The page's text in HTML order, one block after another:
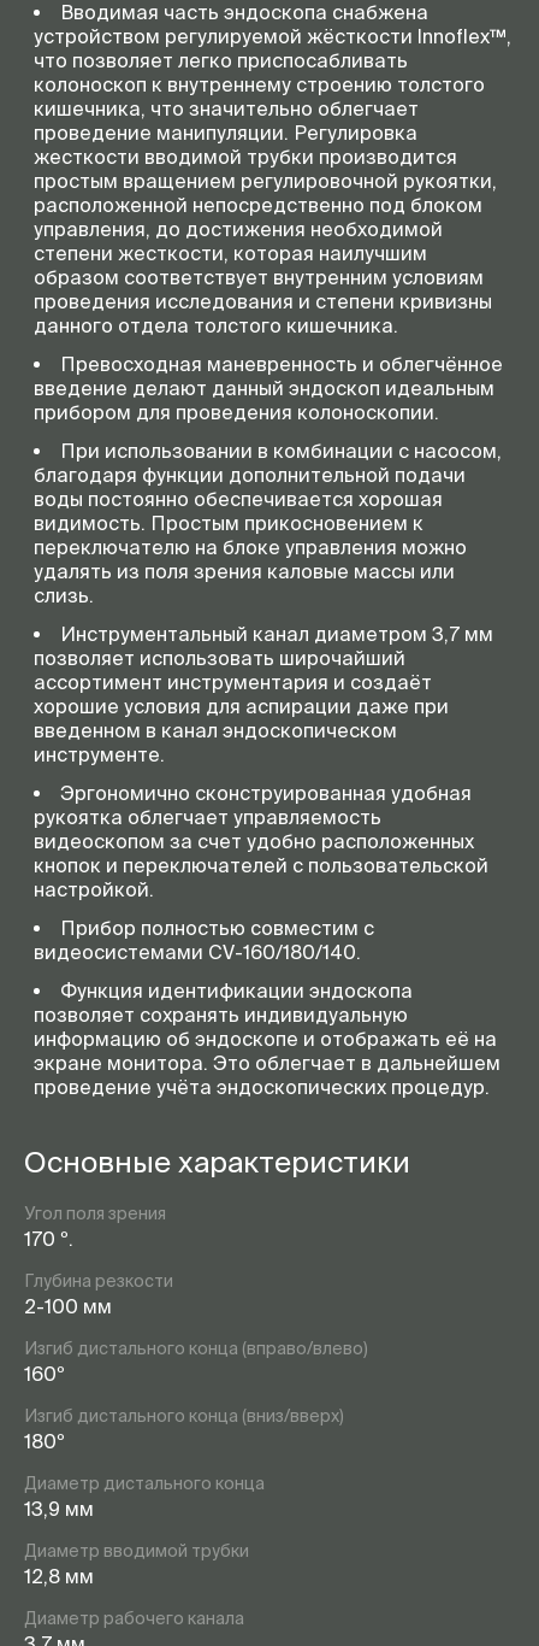
Вводимая часть эндоскопа снабжена
устройством регулируемой жёсткости Innoflex™,
что позволяет легко приспосабливать
колоноскоп к внутреннему строению толстого
кишечника, что значительно облегчает
проведение манипуляции. Регулировка
жесткости вводимой трубки производится
простым вращением регулировочной рукоятки,
расположенной непосредственно под блоком
управления, до достижения необходимой
степени жесткости, которая наилучшим
образом соответствует внутренним условиям
проведения исследования и степени кривизны
данного отдела толстого кишечника.
Превосходная маневренность и облегчённое
введение делают данный эндоскоп идеальным
прибором для проведения колоноскопии.
При использовании в комбинации с насосом,
благодаря функции дополнительной подачи
воды постоянно обеспечивается хорошая
видимость. Простым прикосновением к
переключателю на блоке управления можно
удалять из поля зрения каловые массы или
слизь.
Инструментальный канал диаметром 3,7 мм
позволяет использовать широчайший
ассортимент инструментария и создаёт
хорошие условия для аспирации даже при
введенном в канал эндоскопическом
инструменте.
Эргономично сконструированная удобная
рукоятка облегчает управляемость
видеоскопом за счет удобно расположенных
кнопок и переключателей с пользовательской
настройкой.
Прибор полностью совместим с
видеосистемами CV-160/180/140.
Функция идентификации эндоскопа
позволяет сохранять индивидуальную
информацию об эндоскопе и отображать её на
экране монитора. Это облегчает в дальнейшем
проведение учёта эндоскопических процедур.
Основные характеристики
Угол поля зрения
170 º.
Глубина резкости
2-100 мм
Изгиб дистального конца (вправо/влево)
160º
Изгиб дистального конца (вниз/вверх)
180º
Диаметр дистального конца
13,9 мм
Диаметр вводимой трубки
12,8 мм
Диаметр рабочего канала